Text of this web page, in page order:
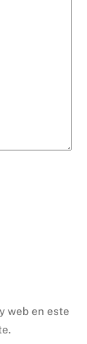
web en este